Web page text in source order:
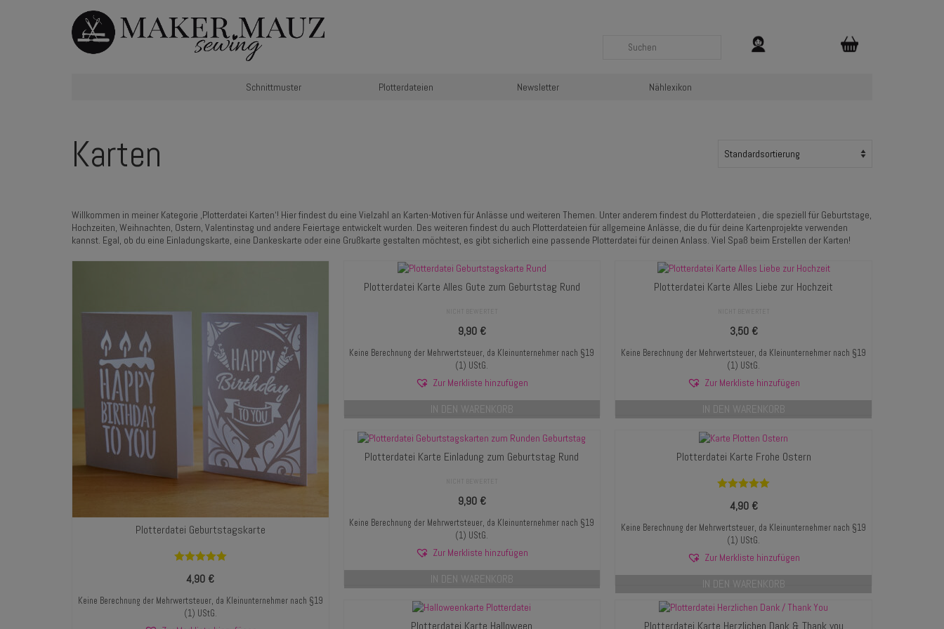
Schnittmuster Plotterdateien Newsletter Nählexikon
Karten
Willkommen in meiner Kategorie ‚Plotterdatei Karten‘! Hier findest du eine Vielzahl an Karten-Motiven für Anlässe und weiteren Themen. Unter anderem findest du Plotterdateien , die speziell für Geburtstage,
Hochzeiten, Weihnachten, Ostern, Valentinstag und andere Feiertage entwickelt wurden. Des weiteren findest du auch Plotterdateien für allgemeine Anlässe, die du für deine Kartenprojekte verwenden
kannst. Egal, ob du eine Einladungskarte, eine Dankeskarte oder eine Grußkarte gestalten möchtest, es gibt sicherlich eine passende Plotterdatei für deinen Anlass. Viel Spaß beim Erstellen der Karten!
Plotterdatei Geburtstagskarte
5.00von 5
4,90 €
Keine Berechnung der Mehrwertsteuer, da Kleinunternehmer nach §19
(1) UStG.
Plotterdatei Karte Alles Gute zum Geburtstag Rund
9,90 €
Keine Berechnung der Mehrwertsteuer, da Kleinunternehmer nach §19
(1) UStG.
Zur Merkliste hinzufügen
IN DEN WARENKORB
Plotterdatei Karte Alles Liebe zur Hochzeit
3,50 €
Keine Berechnung der Mehrwertsteuer, da Kleinunternehmer nach §19
(1) UStG.
Zur Merkliste hinzufügen
IN DEN WARENKORB
Plotterdatei Karte Einladung zum Geburtstag Rund
9,90 €
Keine Berechnung der Mehrwertsteuer, da Kleinunternehmer nach §19
(1) UStG.
Zur Merkliste hinzufügen
IN DEN WARENKORB
Plotterdatei Karte Frohe Ostern
5.00von 5
4,90 €
Keine Berechnung der Mehrwertsteuer, da Kleinunternehmer nach §19
(1) UStG.
Zur Merkliste hinzufügen
IN DEN WARENKORB